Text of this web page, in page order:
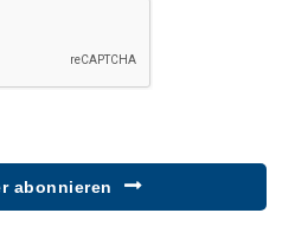
abonnieren